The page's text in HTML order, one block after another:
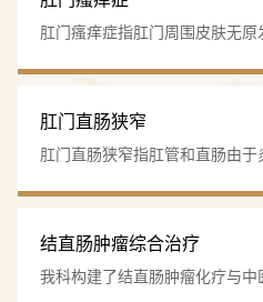
名，湖南名老中医学术继承人1
博士研究生导师1人，硕士研究
·科室布局
VIP病房2间，门诊设有四个肛
诊，配备现代化诊疗室、中医特
肛门瘙痒症指肛门周围皮肤无原
血等症状，严重时可蔓延会阴周
浴、中药外敷、中药内服联合肛
末梢切断、肛周瘙痒皮肤切除+
肛门直肠狭窄
肛门直肠狭窄指肛管和直肠由
排便时间延长，多伴有肛门疼
进行性便秘、腹胀、腹痛、肠梗
瓣成形肛门成形术、直肠狭窄环
结直肠肿瘤综合治疗
我科构建了结直肠肿瘤化疗与中